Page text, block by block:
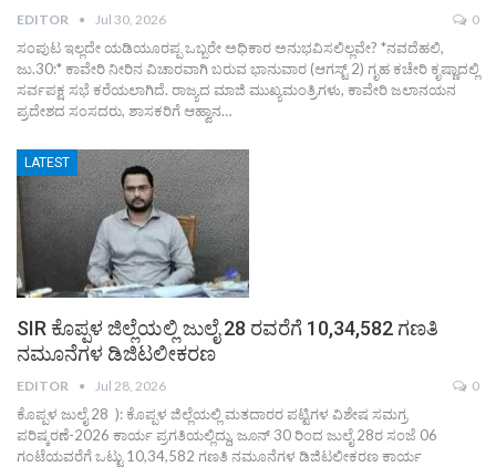
EDITOR Jul 30, 2026 0
ಸಂಪುಟ ಇಲ್ಲದೇ ಯಡಿಯೂರಪ್ಪ ಒಬ್ಬರೇ ಅಧಿಕಾರ ಅನುಭವಿಸಲಿಲ್ಲವೇ? *ನವದೆಹಲಿ,
ಜು.30:* ಕಾವೇರಿ ನೀರಿನ ವಿಚಾರವಾಗಿ ಬರುವ ಭಾನುವಾರ (ಆಗಸ್ಟ್ 2) ಗೃಹ ಕಚೇರಿ ಕೃಷ್ಣಾದಲ್ಲಿ
ಸರ್ವಪಕ್ಷ ಸಭೆ ಕರೆಯಲಾಗಿದೆ. ರಾಜ್ಯದ ಮಾಜಿ ಮುಖ್ಯಮಂತ್ರಿಗಳು, ಕಾವೇರಿ ಜಲಾನಯನ
ಪ್ರದೇಶದ ಸಂಸದರು, ಶಾಸಕರಿಗೆ ಆಹ್ವಾನ…
LATEST
SIR ಕೊಪ್ಪಳ ಜಿಲ್ಲೆಯಲ್ಲಿ ಜುಲೈ 28 ರವರೆಗೆ 10,34,582 ಗಣತಿ
ನಮೂನೆಗಳ ಡಿಜಿಟಲೀಕರಣ
EDITOR Jul 28, 2026 0
ಕೊಪ್ಪಳ ಜುಲೈ 28 ): ಕೊಪ್ಪಳ ಜಿಲ್ಲೆಯಲ್ಲಿ ಮತದಾರರ ಪಟ್ಟಿಗಳ ವಿಶೇಷ ಸಮಗ್ರ
ಪರಿಷ್ಕರಣೆ-2026 ಕಾರ್ಯ ಪ್ರಗತಿಯಲ್ಲಿದ್ದು, ಜೂನ್ 30 ರಿಂದ ಜುಲೈ 28ರ ಸಂಜೆ 06
ಗಂಟೆಯವರೆಗೆ ಒಟ್ಟು 10,34,582 ಗಣತಿ ನಮೂನೆಗಳ ಡಿಜಿಟಲೀಕರಣ ಕಾರ್ಯ